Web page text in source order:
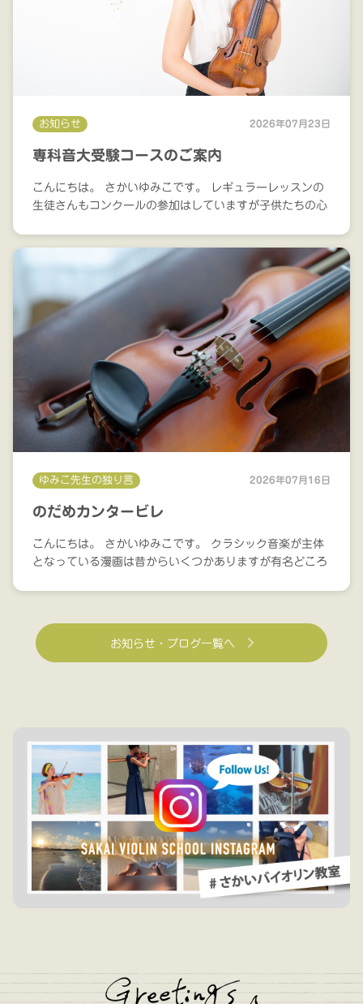
お知らせ 2026年07月23日
専科音大受験コースのご案内
こんにちは。 さかいゆみこです。 レギュラーレッスンの
生徒さんもコンクールの参加はしていますが子供たちの心
ゆみこ先生の独り言 2026年07月16日
のだめカンタービレ
こんにちは。 さかいゆみこです。 クラシック音楽が主体
となっている漫画は昔からいくつかありますが有名どころ
お知らせ・ブログ一覧へ